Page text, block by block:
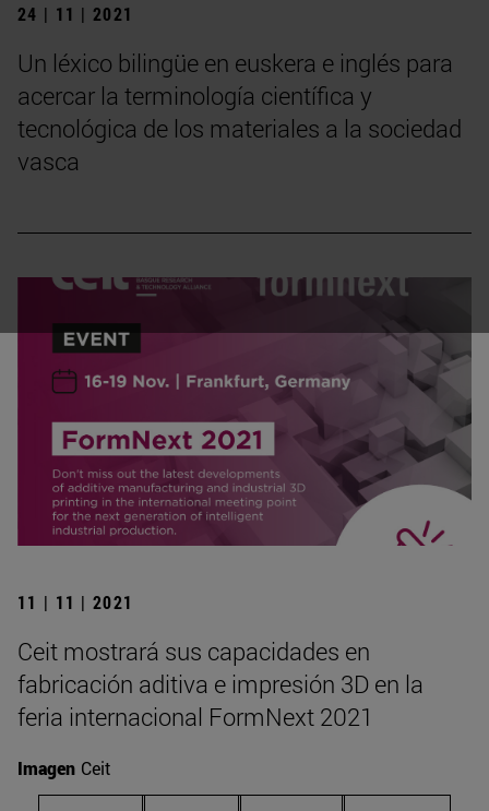
24 | 11 | 2021
Un léxico bilingüe en euskera e inglés para
acercar la terminología científica y
tecnológica de los materiales a la sociedad
vasca
11 | 11 | 2021
Ceit mostrará sus capacidades en
fabricación aditiva e impresión 3D en la
feria internacional FormNext 2021
Imagen Ceit